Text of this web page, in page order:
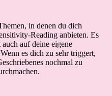
in denen du dich
Reading anbieten. Es
auf deine eigene
es dich zu sehr triggert,
nochmal zu